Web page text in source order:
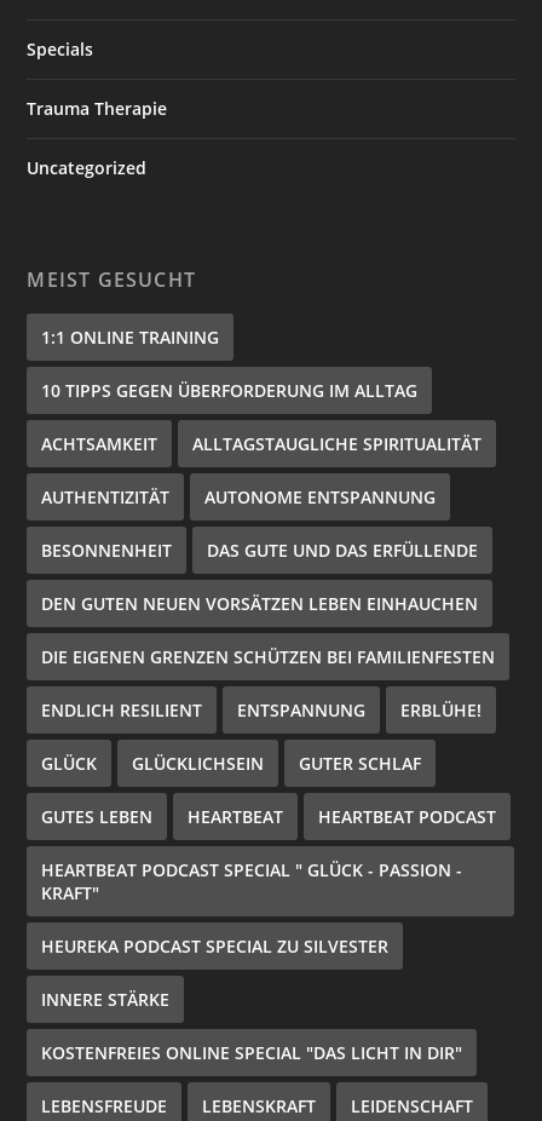
Specials
Trauma Therapie
Uncategorized
MEIST GESUCHT
1:1 ONLINE TRAINING
10 TIPPS GEGEN ÜBERFORDERUNG IM ALLTAG
ACHTSAMKEIT ALLTAGSTAUGLICHE SPIRITUALITÄT
AUTHENTIZITÄT AUTONOME ENTSPANNUNG
BESONNENHEIT DAS GUTE UND DAS ERFÜLLENDE
DEN GUTEN NEUEN VORSÄTZEN LEBEN EINHAUCHEN
DIE EIGENEN GRENZEN SCHÜTZEN BEI FAMILIENFESTEN
ENDLICH RESILIENT ENTSPANNUNG ERBLÜHE!
GLÜCK GLÜCKLICHSEIN GUTER SCHLAF
GUTES LEBEN HEARTBEAT HEARTBEAT PODCAST
HEARTBEAT PODCAST SPECIAL " GLÜCK - PASSION -
KRAFT"
HEUREKA PODCAST SPECIAL ZU SILVESTER
INNERE STÄRKE
KOSTENFREIES ONLINE SPECIAL "DAS LICHT IN DIR"
LEBENSFREUDE LEBENSKRAFT LEIDENSCHAFT